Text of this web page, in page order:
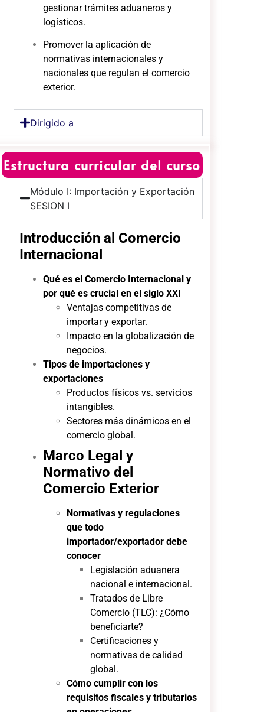
gestionar trámites aduaneros y
logísticos.
Promover la aplicación de
normativas internacionales y
nacionales que regulan el comercio
exterior.
Dirigido a
Estructura curricular del curso
Módulo I: Importación y Exportación
SESION I
Introducción al Comercio
Internacional
Qué es el Comercio Internacional y
por qué es crucial en el siglo XXI
Ventajas competitivas de
importar y exportar.
Impacto en la globalización de
negocios.
Tipos de importaciones y
exportaciones
Productos físicos vs. servicios
intangibles.
Sectores más dinámicos en el
comercio global.
Marco Legal y
Normativo del
Comercio Exterior
Normativas y regulaciones
que todo
importador/exportador debe
conocer
Legislación aduanera
nacional e internacional.
Tratados de Libre
Comercio (TLC): ¿Cómo
beneficiarte?
Certificaciones y
normativas de calidad
global.
Cómo cumplir con los
requisitos fiscales y tributarios